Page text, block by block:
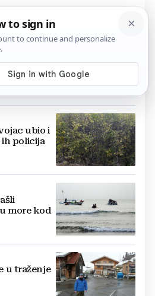
(248 članaka)
ubio i
policija
more kod
u traženje